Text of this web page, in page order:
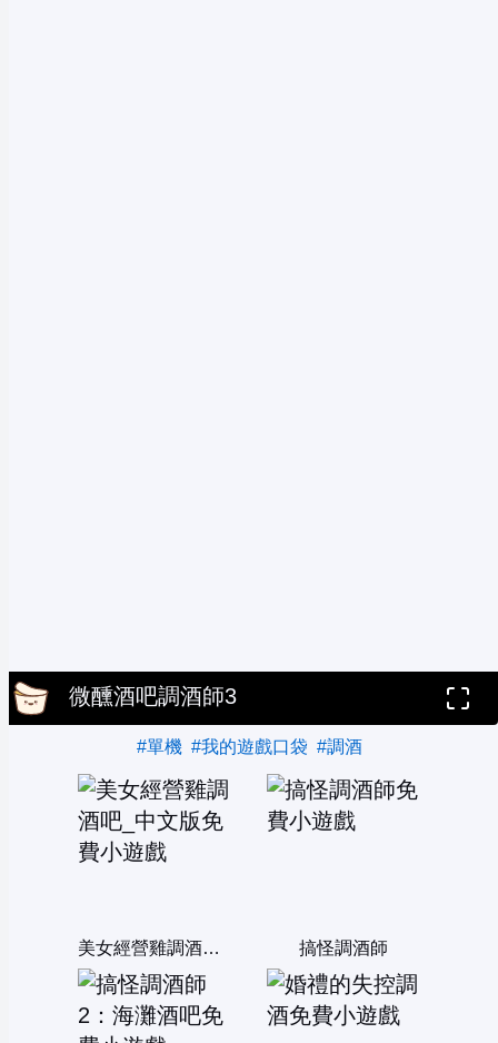
微醺酒吧調酒師3
#單機 #我的遊戲口袋 #調酒
美女經營雞調酒吧_中文版 搞怪調酒師